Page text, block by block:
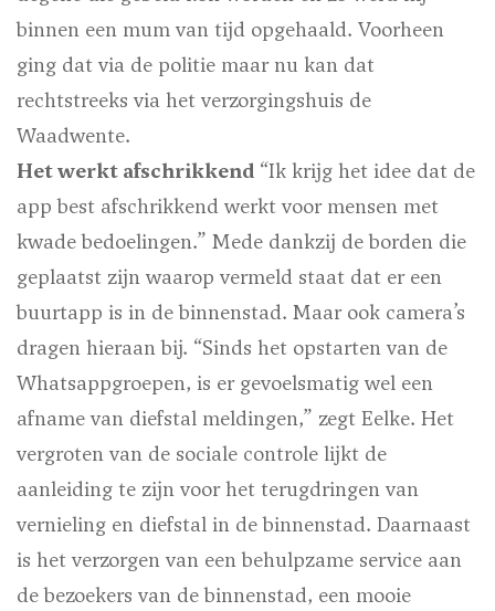
binnen een mum van tijd opgehaald. Voorheen
ging dat via de politie maar nu kan dat
rechtstreeks via het verzorgingshuis de
Waadwente.
Het werkt afschrikkend “Ik krijg het idee dat de
app best afschrikkend werkt voor mensen met
kwade bedoelingen.” Mede dankzij de borden die
geplaatst zijn waarop vermeld staat dat er een
buurtapp is in de binnenstad. Maar ook camera’s
dragen hieraan bij. “Sinds het opstarten van de
Whatsappgroepen, is er gevoelsmatig wel een
afname van diefstal meldingen,” zegt Eelke. Het
vergroten van de sociale controle lijkt de
aanleiding te zijn voor het terugdringen van
vernieling en diefstal in de binnenstad. Daarnaast
is het verzorgen van een behulpzame service aan
de bezoekers van de binnenstad, een mooie